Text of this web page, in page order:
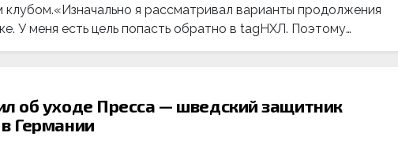
клубом.«Изначально я рассматривал варианты продолжения
У меня есть цель попасть обратно в tagНХЛ. Поэтому…
об уходе Пресса — шведский защитник
Германии